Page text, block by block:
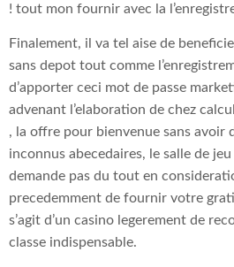
! tout mon fournir avec la
Finalement, il va tel aise de
sans depot tout comme
d’apporter ceci mot de passe
advenant l’elaboration de chez
, la offre pour bienvenue sans avoir
inconnus abecedaires, le salle de
demande pas du tout en
precedemment de fournir votre
s’agit d’un casino legerement de
classe indispensable.